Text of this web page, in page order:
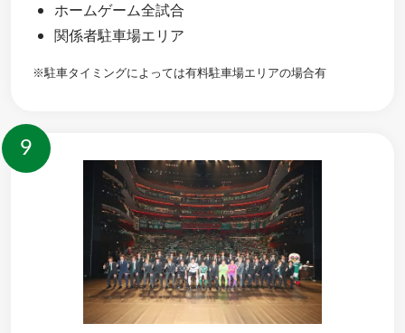
ホームゲーム全試合
関係者駐車場エリア
※駐車タイミングによっては有料駐車場エリアの場合有
9